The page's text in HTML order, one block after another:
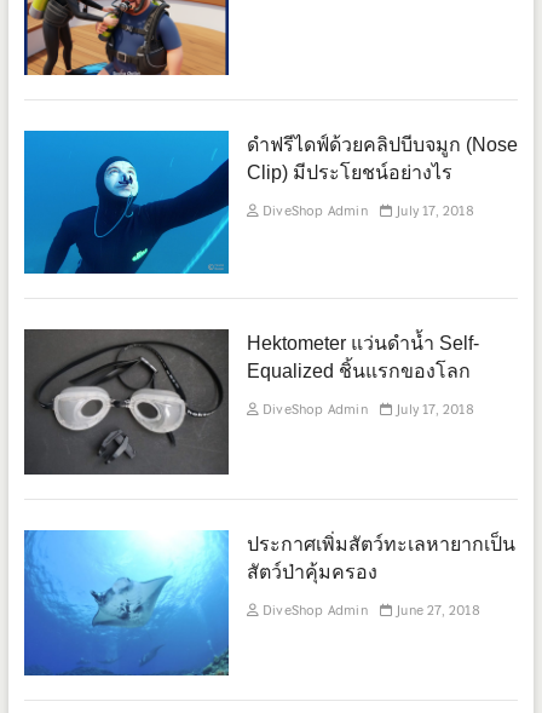
ดำฟรีไดฟ์ด้วยคลิปบีบจมูก (Nose
Clip) มีประโยชน์อย่างไร
DiveShop Admin July 17, 2018
Hektometer แว่นดำน้ำ Self-
Equalized ชิ้นแรกของโลก
DiveShop Admin July 17, 2018
ประกาศเพิ่มสัตว์ทะเลหายากเป็น
สัตว์ป่าคุ้มครอง
DiveShop Admin June 27, 2018